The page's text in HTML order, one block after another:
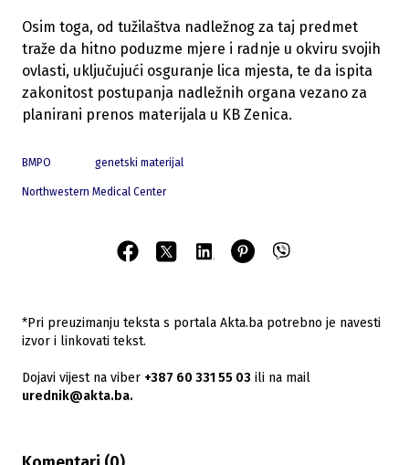
Osim toga, od tužilaštva nadležnog za taj predmet
traže da hitno poduzme mjere i radnje u okviru svojih
ovlasti, uključujući osguranje lica mjesta, te da ispita
zakonitost postupanja nadležnih organa vezano za
planirani prenos materijala u KB Zenica.
BMPO genetski materijal
Northwestern Medical Center
*Pri preuzimanju teksta s portala Akta.ba potrebno je navesti
izvor i linkovati tekst.
Dojavi vijest na viber +387 60 331 55 03 ili na mail
urednik@akta.ba.